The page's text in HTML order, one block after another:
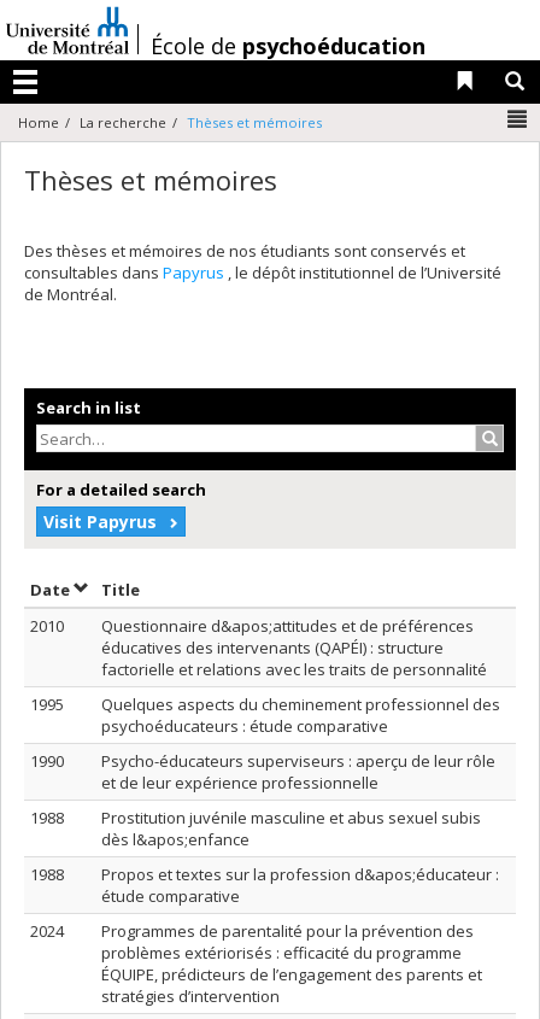
au
contenu
/École de psychoéducation
Menu
Liens
Home La recherche Thèses et mémoires
Thèses et mémoires
Des thèses et mémoires de nos étudiants sont conservés et
consultables dans Papyrus , le dépôt institutionnel de l’Université
de Montréal.
Search in list
For a detailed search
Visit Papyrus
DateSort by date in descending order
Title
2010
Questionnaire d&apos;attitudes et de préférences
éducatives des intervenants (QAPÉI) : structure
factorielle et relations avec les traits de personnalité
1995
Quelques aspects du cheminement professionnel des
psychoéducateurs : étude comparative
1990
Psycho-éducateurs superviseurs : aperçu de leur rôle
et de leur expérience professionnelle
1988
Prostitution juvénile masculine et abus sexuel subis
dès l&apos;enfance
1988
Propos et textes sur la profession d&apos;éducateur :
étude comparative
2024
Programmes de parentalité pour la prévention des
problèmes extériorisés : efficacité du programme
ÉQUIPE, prédicteurs de l’engagement des parents et
stratégies d’intervention